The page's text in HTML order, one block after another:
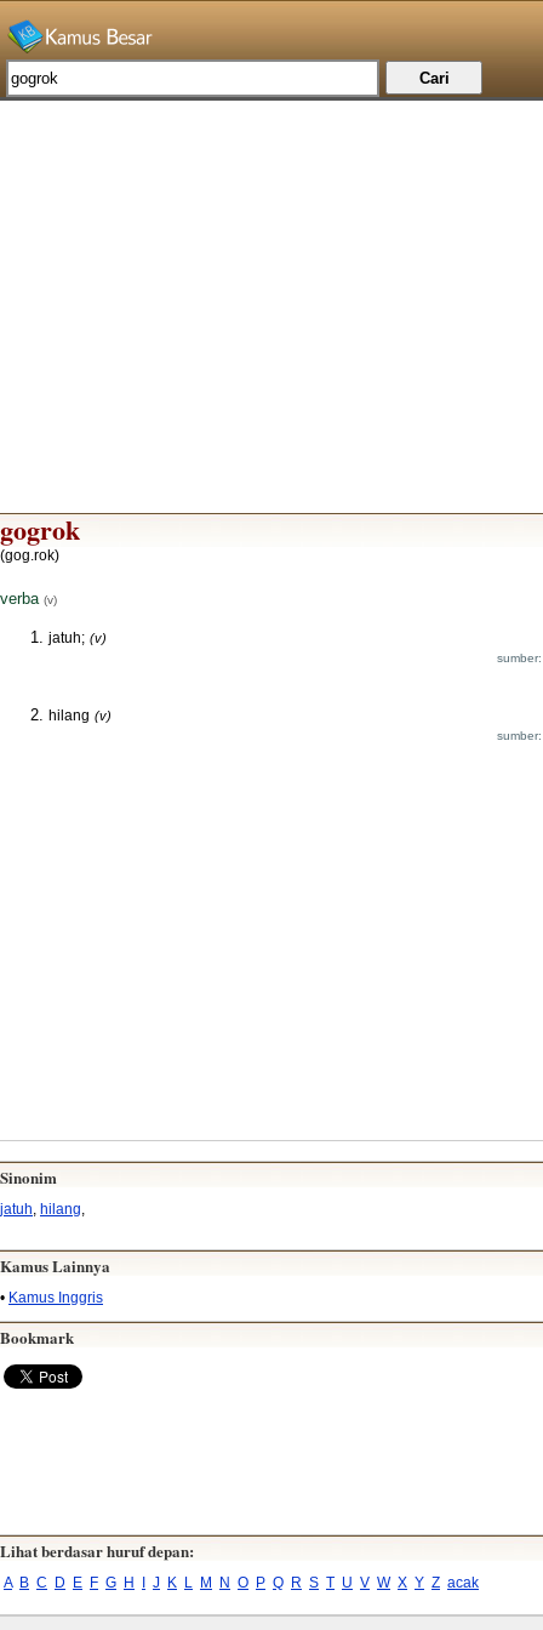
gogrok
(gog.rok)
verba (v)
jatuh; (v)
hilang (v)
Sinonim
jatuh hilang
Kamus Lainnya
• Kamus Inggris
Bookmark
Lihat berdasar huruf depan:
A B C D E F G H J K L M N O P Q R S T U V W X Y Z acak